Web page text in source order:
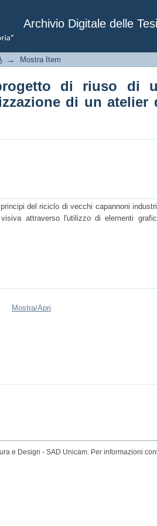
Archivio Digitale delle
di riuso di un
→ Mostra Item
di riuso di
di un atelier
del riciclo di vecchi capannoni
attraverso l'utilizzo di elementi
Mostra/Apri
e Design - SAD Unicam. Per informazioni